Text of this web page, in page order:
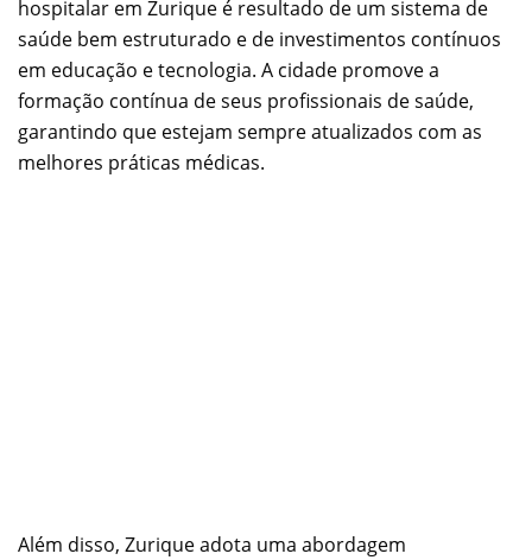
hospitalar em Zurique é resultado de um sistema de
saúde bem estruturado e de investimentos contínuos
em educação e tecnologia. A cidade promove a
formação contínua de seus profissionais de saúde,
garantindo que estejam sempre atualizados com as
melhores práticas médicas.
Além disso, Zurique adota uma abordagem